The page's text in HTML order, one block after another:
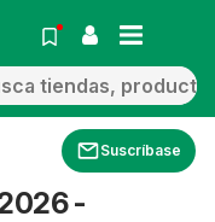
Suscríbase
-